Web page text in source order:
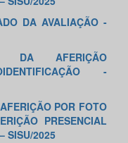
DA AVALIAÇÃO -
DA AFERIÇÃO
-
POR FOTO
PRESENCIAL
SISU/2025